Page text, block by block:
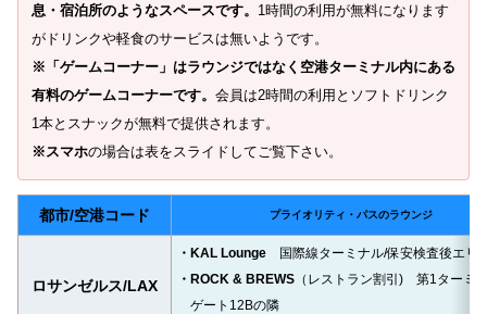
息・宿泊所のようなスペースです。 1時間の利用が無料になります
がドリンクや軽食のサービスは無いようです。
※「ゲームコーナー」はラウンジではなく空港ターミナル内にある
有料のゲームコーナーです。 会員は2時間の利用とソフトドリンク
1本とスナックが無料で提供されます。
※スマホの場合は表をスライドしてご覧下さい。
都市/空港コード プライオリティ・パスのラウンジ
ロサンゼルス/LAX
・KAL Lounge
国際線ターミナル/保安検査後エリ
・ROCK & BREWS（レストラン割引) 第1ターミ
ゲート12Bの隣